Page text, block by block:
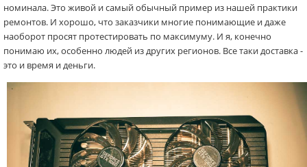
номинала. Это живой и самый обычный пример из нашей практики
ремонтов. И хорошо, что заказчики многие понимающие и даже
наоборот просят протестировать по максимуму. И я, конечно
понимаю их, особенно людей из других регионов. Все таки доставка -
это и время и деньги.